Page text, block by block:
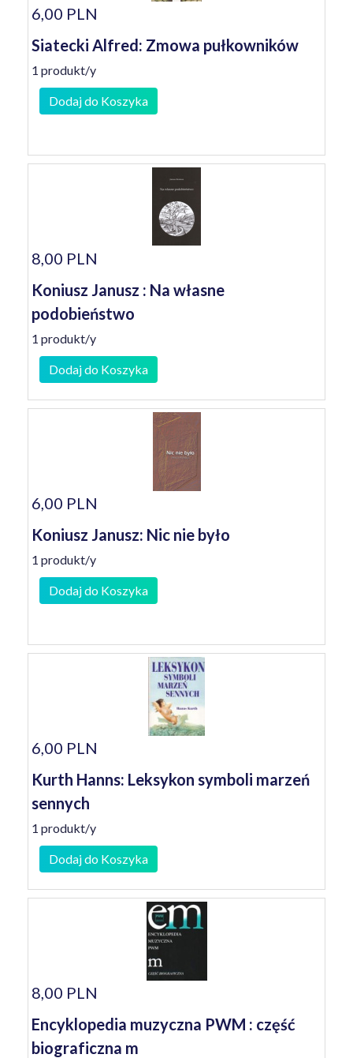
6,00 PLN
Siatecki Alfred: Zmowa pułkowników
1 produkt/y
Dodaj do Koszyka
8,00 PLN
Koniusz Janusz : Na własne
podobieństwo
1 produkt/y
Dodaj do Koszyka
6,00 PLN
Koniusz Janusz: Nic nie było
1 produkt/y
Dodaj do Koszyka
6,00 PLN
Kurth Hanns: Leksykon symboli marzeń
sennych
1 produkt/y
Dodaj do Koszyka
8,00 PLN
Encyklopedia muzyczna PWM : część
biograficzna m